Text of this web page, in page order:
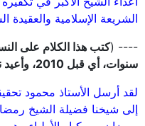
الشريعة الإسلامية والعقيدة
---- (كتب هذا الكلام على
سنوات، أي قبل 2010، وأعيد نشره الآن للفائدة
لقد أرسل الأستاذ محمود
إلى شيخنا فضيلة الشيخ